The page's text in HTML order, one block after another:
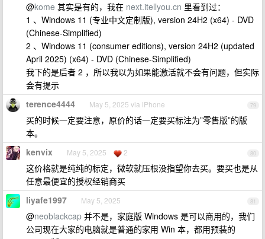
@kome 其实是有的，我在 next.itellyou.cn 里看到过：
1 、Windows 11 (专业中文定制版), version 24H2 (x64) - DVD
(Chinese-Simplified)
2 、Windows 11 (consumer editions), version 24H2 (updated
April 2025) (x64) - DVD (Chinese-Simplified)
我下的是后者 2 ，所以我以为如果能激活就不会有问题，但实际
会有提示
79
terence4444 May 5, 2025 via iPhone
买的时候一定要注意，原价的话一定要买标注为”零售版”的版
本。
80
kenvix May 5, 2025 2
这价格就是纯纯的标定，微软就压根没指望你去买。要买也是从
任意最便宜的授权经销商买
81
liyafe1997 May 5, 2025
@neoblackcap 并不是，家庭版 Windows 是可以商用的，我们
公司现在大家的电脑就是普通的家用 Win 本，都用预装的